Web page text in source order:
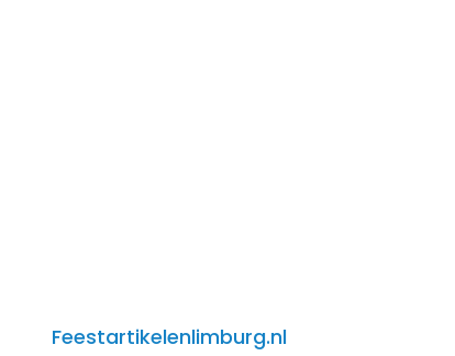
Feestartikelenlimburg.nl